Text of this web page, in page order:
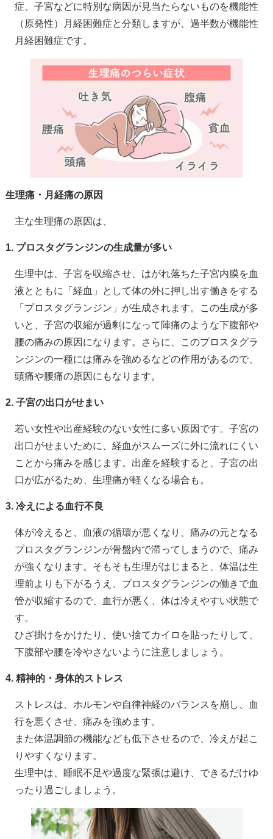
症、子宮などに特別な病因が見当たらないものを機能性
（原発性）月経困難症と分類しますが、過半数が機能性
月経困難症です。
生理痛・月経痛の原因
主な生理痛の原因は、
1. プロスタグランジンの生成量が多い
生理中は、子宮を収縮させ、はがれ落ちた子宮内膜を血
液とともに「経血」として体の外に押し出す働きをする
「プロスタグランジン」が生成されます。この生成が多
いと、子宮の収縮が過剰になって陣痛のような下腹部や
腰の痛みの原因になります。さらに、このプロスタグラ
ンジンの一種には痛みを強めるなどの作用があるので、
頭痛や腰痛の原因にもなります。
2. 子宮の出口がせまい
若い女性や出産経験のない女性に多い原因です。子宮の
出口がせまいために、経血がスムーズに外に流れにくい
ことから痛みを感じます。出産を経験すると、子宮の出
口が広がるため、生理痛が軽くなる場合も。
3. 冷えによる血行不良
体が冷えると、血液の循環が悪くなり、痛みの元となる
プロスタグランジンが骨盤内で滞ってしまうので、痛み
が強くなります。そもそも生理がはじまると、体温は生
理前よりも下がるうえ、プロスタグランジンの働きで血
管が収縮するので、血行が悪く、体は冷えやすい状態で
す。
ひざ掛けをかけたり、使い捨てカイロを貼ったりして、
下腹部や腰を冷やさないように注意しましょう。
4. 精神的・身体的ストレス
ストレスは、ホルモンや自律神経のバランスを崩し、血
行を悪くさせ、痛みを強めます。
また体温調節の機能なども低下させるので、冷えが起こ
りやすくなります。
生理中は、睡眠不足や過度な緊張は避け、できるだけゆ
ったり過ごしましょう。